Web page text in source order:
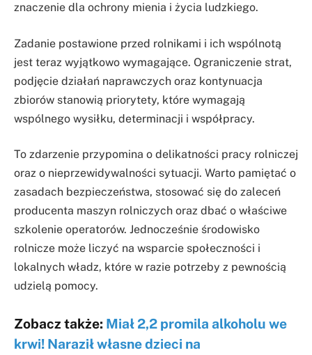
znaczenie dla ochrony mienia i życia ludzkiego.
Zadanie postawione przed rolnikami i ich wspólnotą
jest teraz wyjątkowo wymagające. Ograniczenie strat,
podjęcie działań naprawczych oraz kontynuacja
zbiorów stanowią priorytety, które wymagają
wspólnego wysiłku, determinacji i współpracy.
To zdarzenie przypomina o delikatności pracy rolniczej
oraz o nieprzewidywalności sytuacji. Warto pamiętać o
zasadach bezpieczeństwa, stosować się do zaleceń
producenta maszyn rolniczych oraz dbać o właściwe
szkolenie operatorów. Jednocześnie środowisko
rolnicze może liczyć na wsparcie społeczności i
lokalnych władz, które w razie potrzeby z pewnością
udzielą pomocy.
Zobacz także: Miał 2,2 promila alkoholu we
krwi! Naraził własne dzieci na